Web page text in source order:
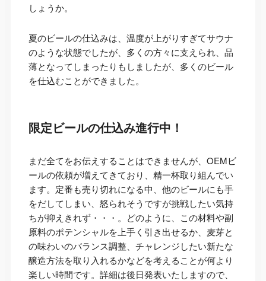
しょうか。
夏のビールの仕込みは、温度が上がりすぎてサウナ
のような状態でしたが、多くの方々に支えられ、品
薄となってしまったりもしましたが、多くのビール
を仕込むことができました。
限定ビールの仕込み進行中！
まだ全てをお伝えすることはできませんが、OEMビ
ールの依頼が増えてきており、精一杯取り組んでい
ます。定番も売り切れになる中、他のビールにも手
をだしてしまい、怒られそうですが挑戦したい気持
ちが抑えきれず・・・。どのように、この材料や副
原料のポテンシャルを上手く引き出せるか、麦芽と
の味わいのバランス調整、チャレンジしたい新たな
醸造方法を取り入れるかなどを考えることが何より
楽しい時間です。詳細は後日発表いたしますので、